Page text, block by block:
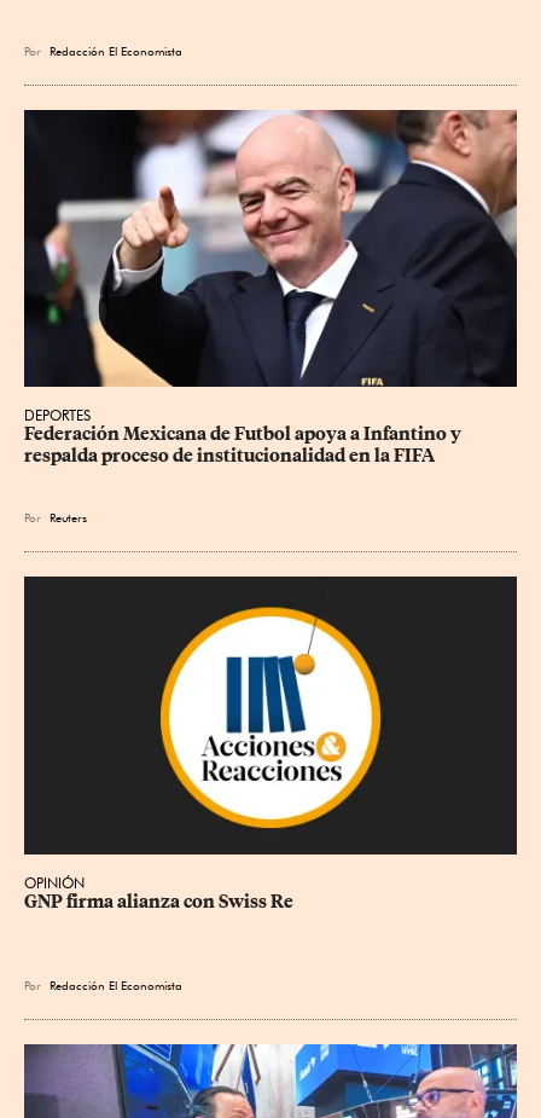
Por Redacción El Economista
DEPORTES
Federación Mexicana de Futbol apoya a Infantino y
respalda proceso de institucionalidad en la FIFA
Por Reuters
OPINIÓN
GNP firma alianza con Swiss Re
Por Redacción El Economista